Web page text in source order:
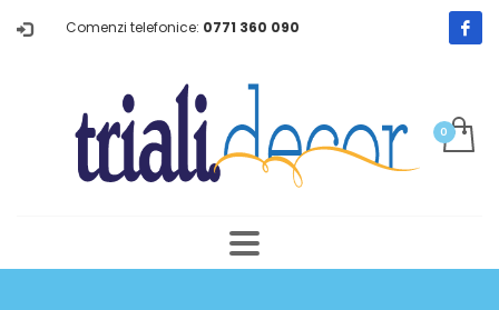
Comenzi telefonice: 0771 360 090